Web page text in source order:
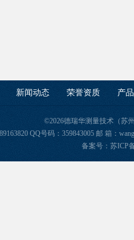
新闻动态 荣誉资质 产
©2026德瑞华测量技术（苏
QQ号码：359843005 邮 箱：
备案号：苏ICP